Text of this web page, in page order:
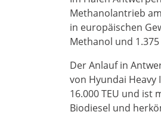
Methanolantrieb
in europäischen
Methanol und
Der Anlauf in
von Hyundai
16.000 TEU und
Biodiesel und